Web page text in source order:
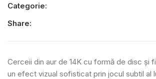
Categorie:
Share:
Cerceii din aur de 14K cu formă de disc și
un efect vizual sofisticat prin jocul subtil al